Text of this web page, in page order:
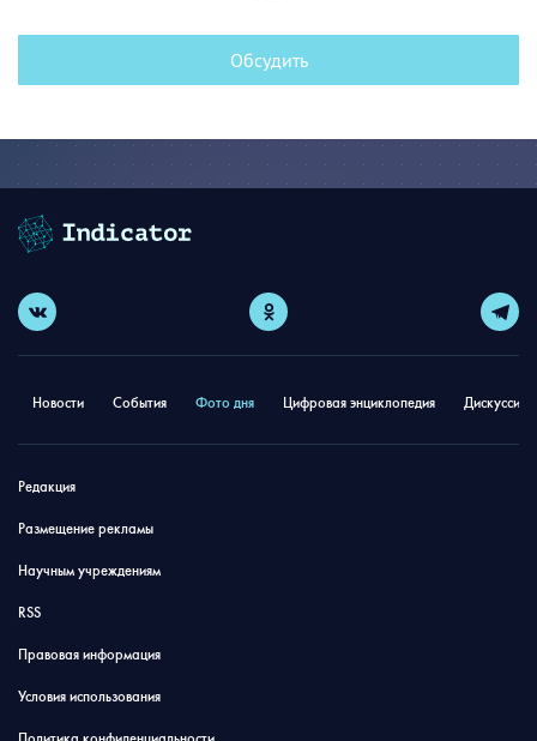
Обсудить
Новости События Фото дня Цифровая энциклопедия
Редакция
Размещение рекламы
Научным учреждениям
RSS
Правовая информация
Условия использования